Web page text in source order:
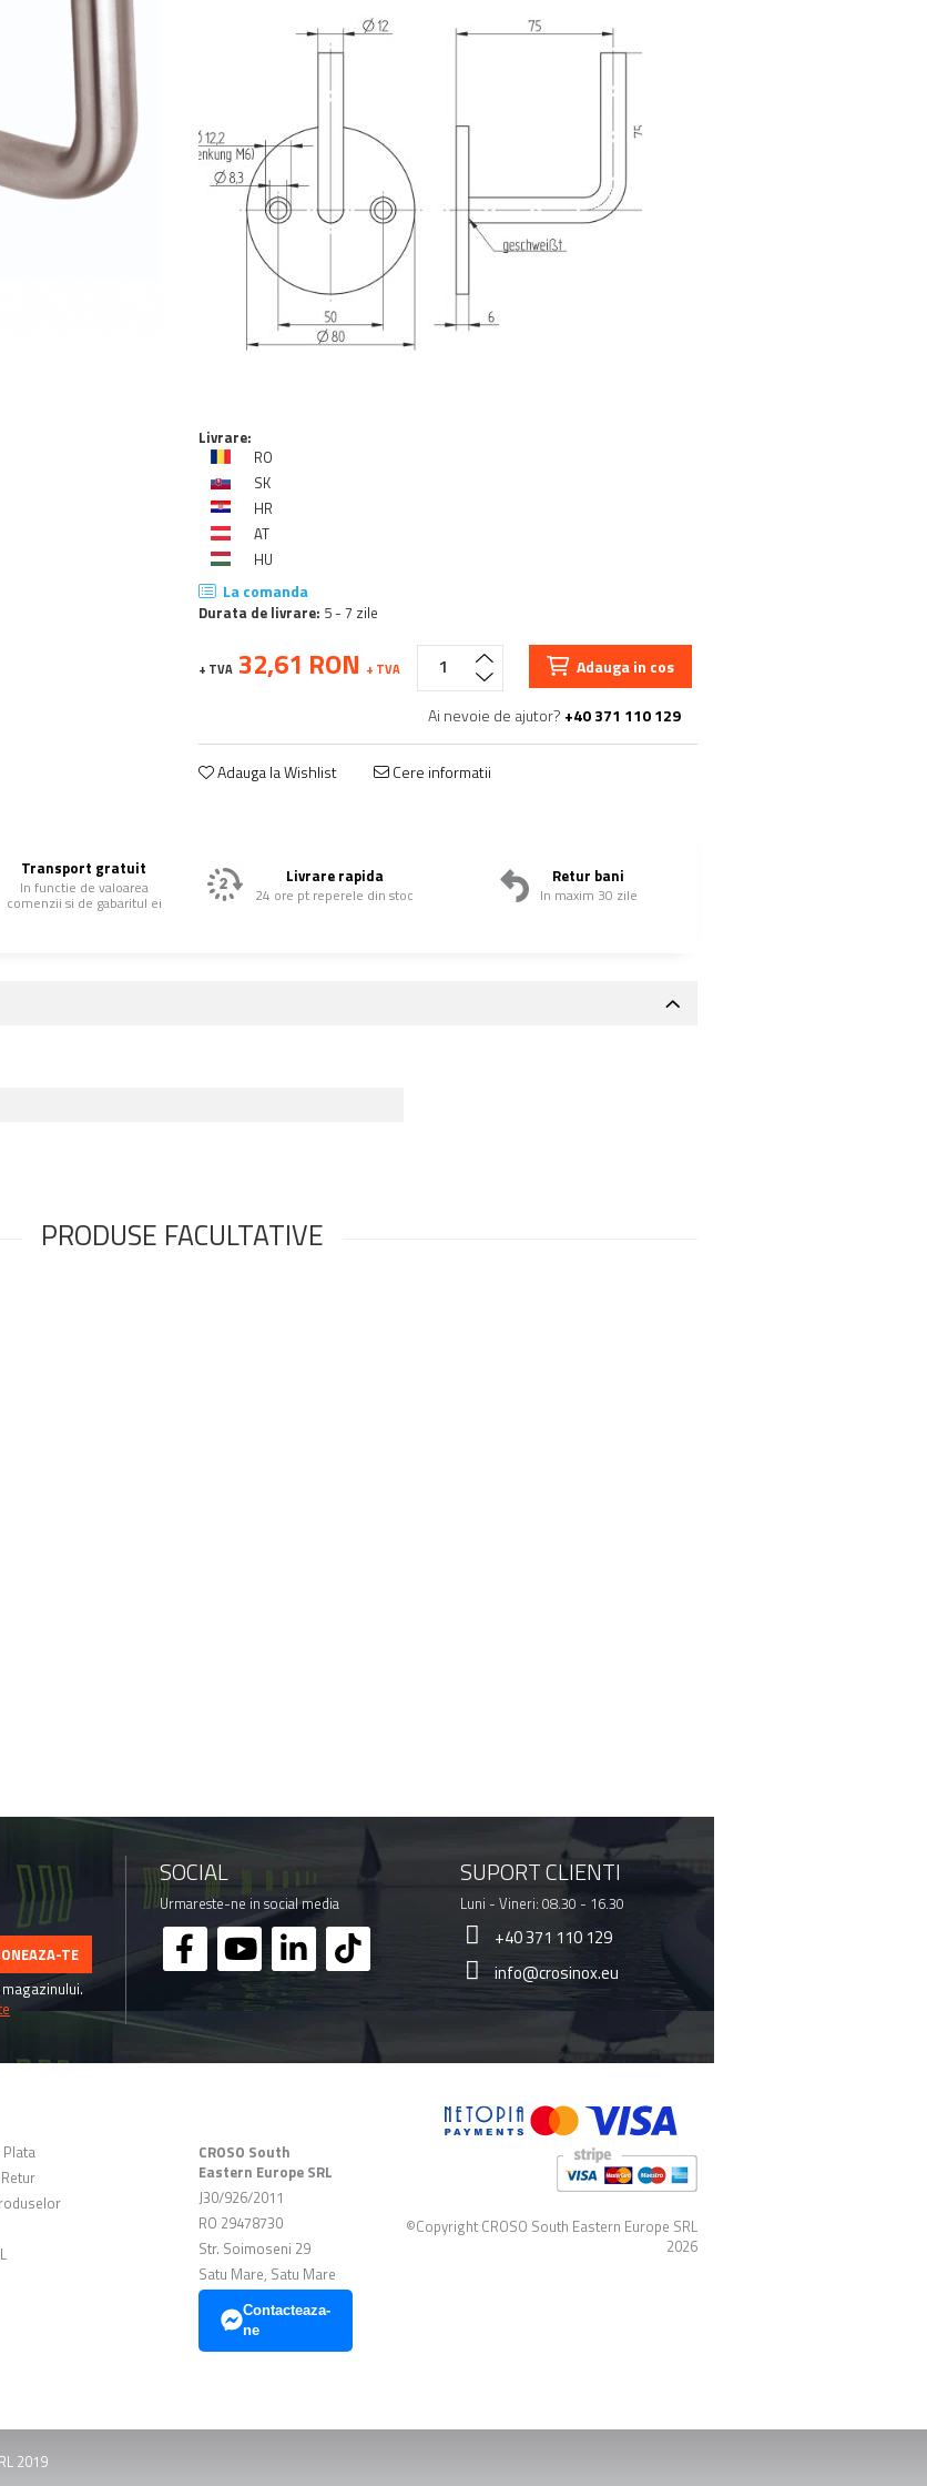
Livrare:
RO
SK
HR
AT
HU
La comanda
Durata de livrare: 5 - 7 zile
+ TVA 32,61 RON + TVA Adauga in cos
Ai nevoie de ajutor? +40 371 110 129
Adauga la Wishlist Cere informatii
Transport gratuit
In functie de valoarea
comenzii si de gabaritul ei
Livrare rapida
24 ore pt reperele din stoc
Retur bani
In maxim 30 zile
PRODUSE FACULTATIVE
SOCIAL
Urmareste-ne in social media
SUPORT CLIENTI
Luni - Vineri: 08.30 - 16.30
+40 371 110 129
info@crosinox.eu
CROSO South
Eastern Europe SRL
J30/926/2011
RO 29478730
Str. Soimoseni 29
Satu Mare, Satu Mare
Contacteaza-
ne
©Copyright CROSO South Eastern Europe SRL
2026
2019